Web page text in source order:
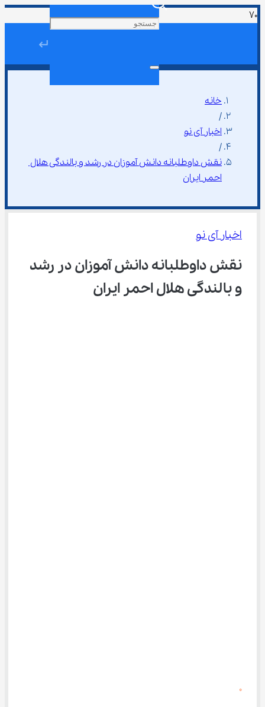
↵
خانه
/
اخبار آی نو
/
نقش داوطلبانه دانش ‌آموزان در رشد و بالندگی هلال
احمر ایران
اخبار آی نو
نقش داوطلبانه دانش ‌آموزان در رشد
و بالندگی هلال احمر ایران
0